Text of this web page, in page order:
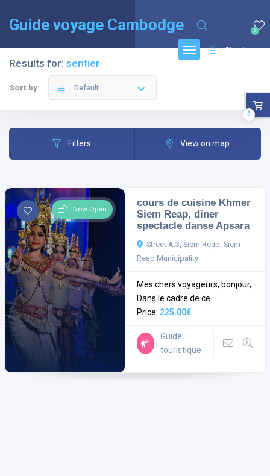
Guide voyage Cambodge 0
Sign In
Results for: sentier
Sort by: Default
Filters View on map
Now Open
cours de cuisine Khmer
Siem Reap, dîner
spectacle danse Apsara
Street A.3, Siem Reap, Siem
Reap Municipality
Mes chers voyageurs, bonjour,
Dans le cadre de ce ...
Price: 225.00€
Guide
touristique
0